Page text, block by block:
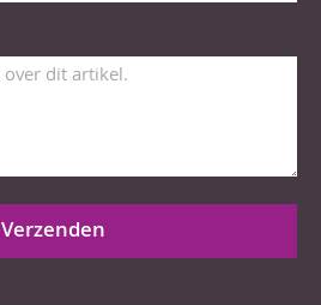
Verzenden